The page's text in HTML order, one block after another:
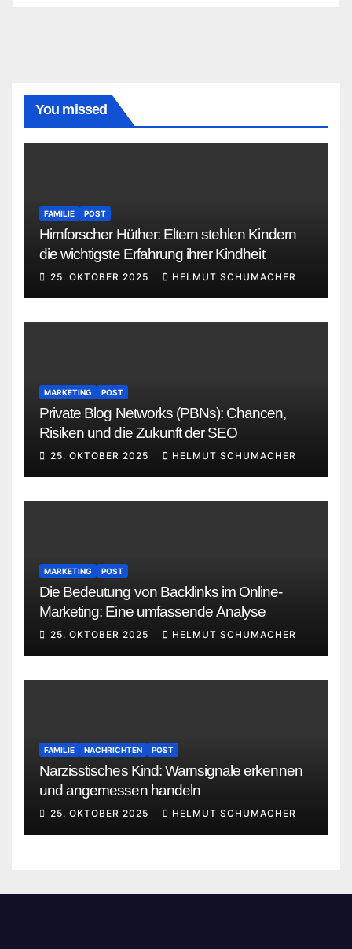
You missed
FAMILIE POST
Hirnforscher Hüther: Eltern stehlen Kindern
die wichtigste Erfahrung ihrer Kindheit
25. OKTOBER 2025 HELMUT SCHUMACHER
MARKETING POST
Private Blog Networks (PBNs): Chancen,
Risiken und die Zukunft der SEO
25. OKTOBER 2025 HELMUT SCHUMACHER
MARKETING POST
Die Bedeutung von Backlinks im Online-
Marketing: Eine umfassende Analyse
25. OKTOBER 2025 HELMUT SCHUMACHER
FAMILIE NACHRICHTEN POST
Narzisstisches Kind: Warnsignale erkennen
und angemessen handeln
25. OKTOBER 2025 HELMUT SCHUMACHER